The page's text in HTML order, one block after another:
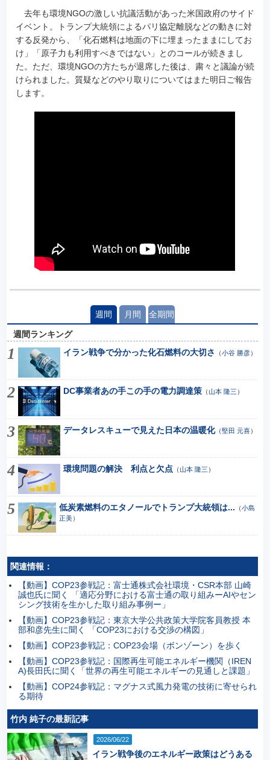
c
e
b
o
o
k
去年も環境NGOの激しい抗議活動があった米国政府のサイド
イベント。
トランプ大統領によるパリ協定離脱などの動きに対
する反発から、「化石燃料は地面の下に埋まったままにしてお
け」「原子力も利用すべきではない」とのコールが続きまし
た。ただ、環境NGOの方たちが退席した後は、粛々と議論が続
けられました。質疑などのやり取りについてはまた明日ご報告
します。
週間 月間 全期間
週間ランキング
イラン戦争で分かった化石燃料の大切さ
（小谷 勝彦）
DC事業者あの手この手の電力調達策（山本 隆三 ）
データレスキューで見えた日本の温暖化（堅田 元喜）
環境問題の解決 利点と欠点 （山本 隆三 ）
低炭素燃料のエタノールでトランプ大統領は... （小島
正美）
関連情報：
【動画】COP23参戦記：富士通株式会社環境・CSR本部 山崎
誠也氏に聞く 「適応分野における富士通の取り組みーAIやセン
シング技術を生かした取り組み事例ー」
【動画】COP23参戦記：東京大学公共政策大学院客員教授 本
部和彦先生に聞く 「COP23における交渉の構図」
【動画】COP23参戦記：COP23会場（ボンゾーン）を歩く
【動画】COP23参戦記：国際再生可能エネルギー機関（IREN
A)長田氏に聞く「世界の再生可能エネルギーの見通しと課題」
【動画】COP24参戦記：マグナス式風力発電の技術に寄せられ
る期待
竹内 純子の最新記事
2026/06/22
イラン戦争後のエネルギー政策はどうある